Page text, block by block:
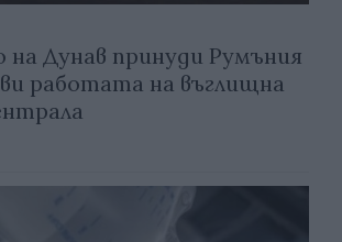
Дунав принуди Румъния
работата на въглищна